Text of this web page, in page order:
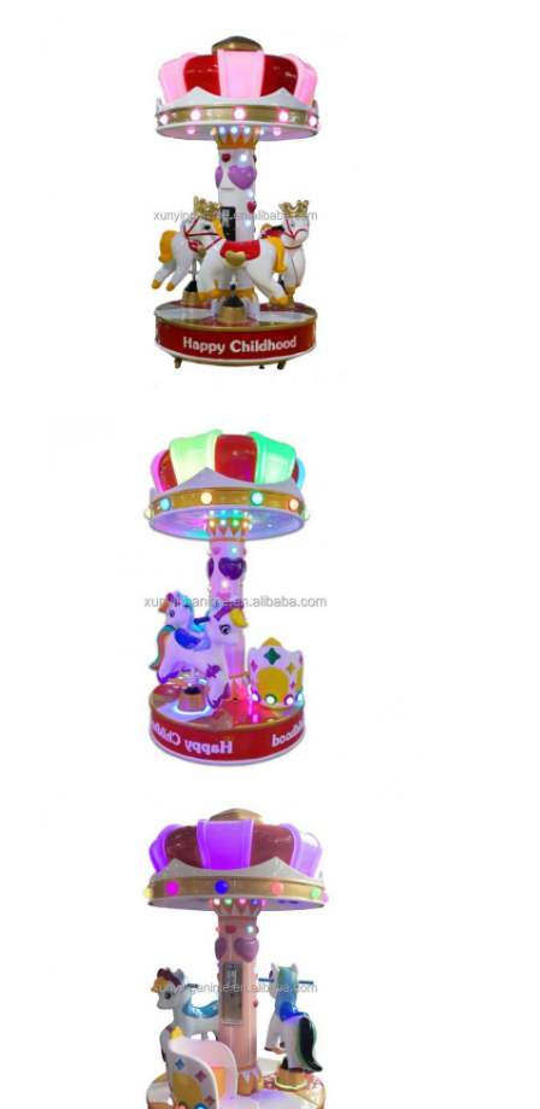
машина зажима призовая
Боксерская ударная машина
машина видеоигры
Автомобиль с бампером в парке развлечений
Arcade Air Hockey Table (Таблица для воздушного хоккея)
Эксплуатируемая монеткой езда Kiddie
Езда Kiddie Carousel
Машина для обмена токенами